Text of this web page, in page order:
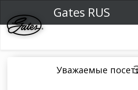
Gates RUS
Уважаемые